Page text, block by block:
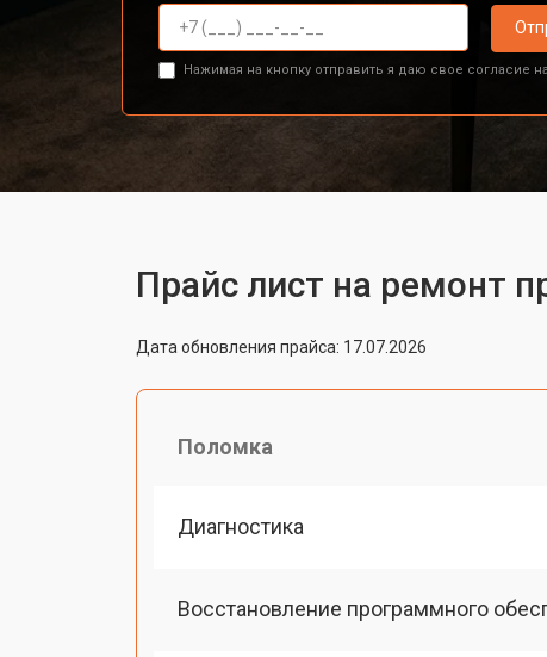
Нажимая на кнопку отправить я даю свое согласие
Прайс лист на ремонт
Дата обновления прайса: 17.07.2026
Поломка
Диагностика
Восстановление программного